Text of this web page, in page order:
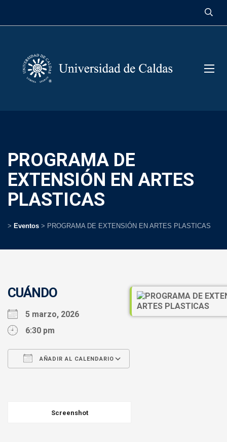
> Eventos > PROGRAMA DE EXTENSIÓN EN ARTES PLASTICAS
PROGRAMA DE
EXTENSIÓN EN ARTES
PLASTICAS
CUÁNDO
5 marzo, 2026
6:30 pm
AÑADIR AL CALENDARIO
Screenshot